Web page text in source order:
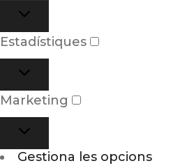
Estadístiques
Marketing
Gestiona les opcions